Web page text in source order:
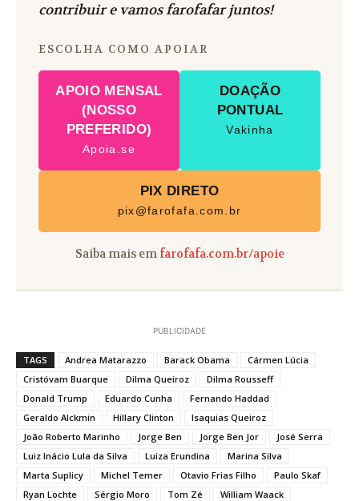
contribuir e vamos farofafar juntos!
ESCOLHA COMO APOIAR
APOIO MENSAL
(NOSSO
PREFERIDO)
Apoia.se
DOAÇÃO
PONTUAL
Vakinha
PIX DIRETO
pix@farofafa.com.br
Saiba mais emfarofafa.com.br/apoie
PUBLICIDADE
TAGS Andrea Matarazzo Barack Obama
Cármen Lúcia
Cristóvam Buarque
Dilma Queiroz
Dilma Rousseff
Donald Trump
Eduardo Cunha
Fernando Haddad
Geraldo Alckmin
Hillary Clinton
Isaquias Queiroz
João Roberto Marinho
Jorge Ben Jorge Ben Jor
José Serra
Luiz Inácio Lula da Silva
Luiza Erundina
Marina Silva
Marta Suplicy
Michel Temer Otavio Frias Filho
Paulo Skaf
Ryan Lochte
Sérgio Moro Tom Zé William Waack